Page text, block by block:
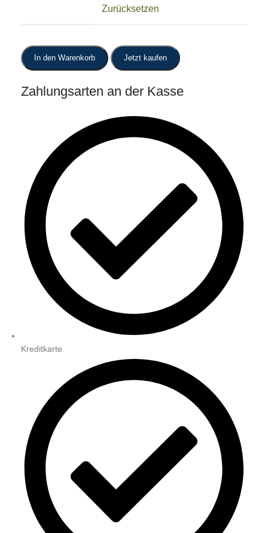
Zurücksetzen
In den Warenkorb Jetzt kaufen
Zahlungsarten an der Kasse
Kreditkarte